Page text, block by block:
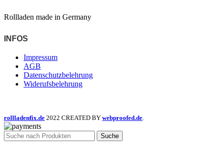
Rollladen made in Germany
INFOS
Impressum
AGB
Datenschutzbelehrung
Widerufsbelehrung
rollladenfix.de 2022 CREATED BY webproofed.de.
Suche